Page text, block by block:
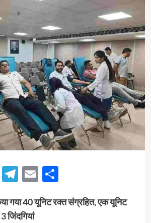
Telegram
EmailShare
गया 40 यूनिट रक्त संग्रहित, एक यूनिट
जिंदगियां